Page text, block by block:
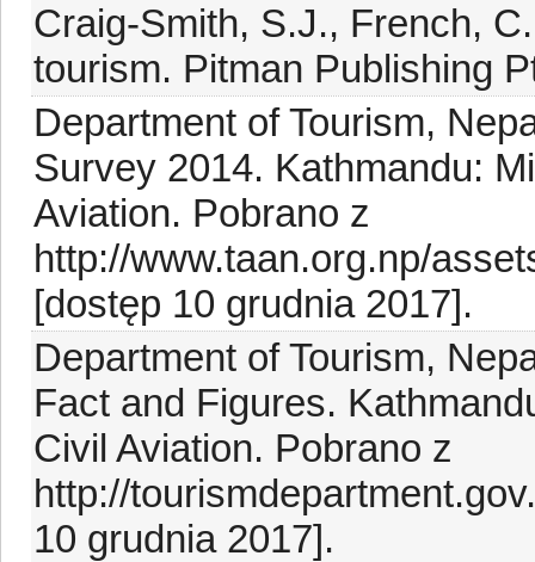
Craig-Smith, S.J., French,
tourism. Pitman Publishing
Department of Tourism,
Survey 2014. Kathmandu:
Aviation. Pobrano z
http://www.taan.org.np/
[dostęp 10 grudnia 2017].
Department of Tourism,
Fact and Figures.
Civil Aviation. Pobrano z
http://
10 grudnia 2017].